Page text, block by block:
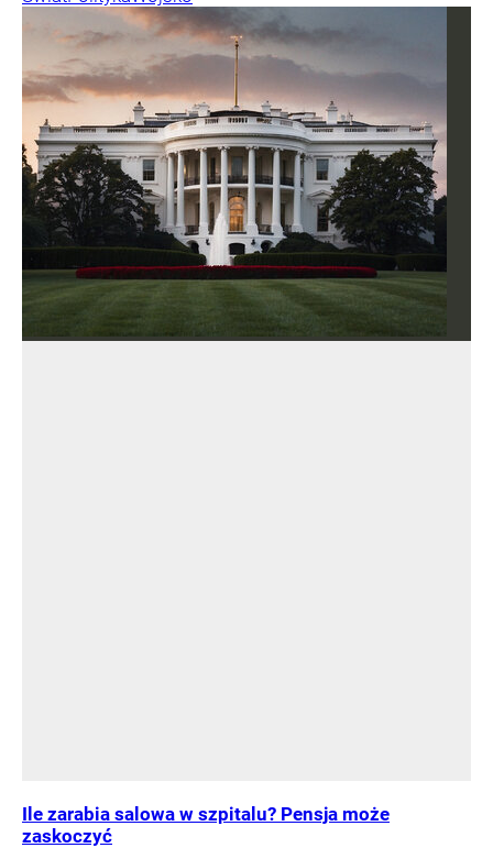
Ile zarabia salowa w szpitalu? Pensja może
zaskoczyć